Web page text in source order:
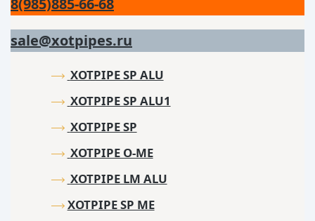
sale@xotpipes.ru
XOTPIPE SP ALU
XOTPIPE SP ALU1
XOTPIPE SP
XOTPIPE O-ME
XOTPIPE LM ALU
XOTPIPE SP ME